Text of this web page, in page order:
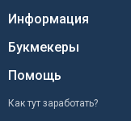
Информация
Букмекеры
Помощь
Как тут заработать?